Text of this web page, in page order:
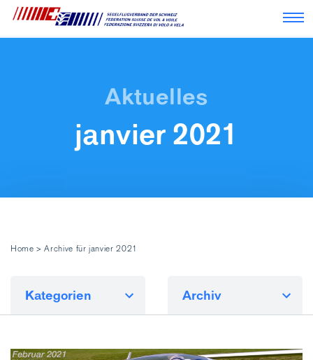
janvier 2021
Home >Archive für janvier 2021
Kategorien Archiv